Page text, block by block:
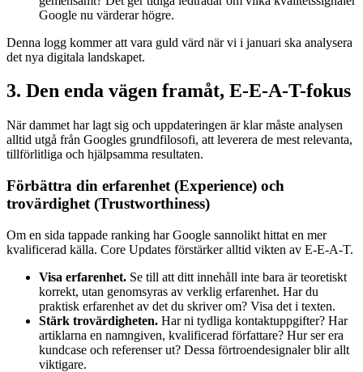
Google nu värderar högre.
Denna logg kommer att vara guld värd när vi i januari ska analysera
det nya digitala landskapet.
3. Den enda vägen framåt, E-E-A-T-fokus
När dammet har lagt sig och uppdateringen är klar måste analysen
alltid utgå från Googles grundfilosofi, att leverera de mest relevanta,
tillförlitliga och hjälpsamma resultaten.
Förbättra din erfarenhet (Experience) och
trovärdighet (Trustworthiness)
Om en sida tappade ranking har Google sannolikt hittat en mer
kvalificerad källa. Core Updates förstärker alltid vikten av E-E-A-T.
Visa erfarenhet. Se till att ditt innehåll inte bara är teoretiskt
korrekt, utan genomsyras av verklig erfarenhet. Har du
praktisk erfarenhet av det du skriver om? Visa det i texten.
Stärk trovärdigheten. Har ni tydliga kontaktuppgifter? Har
artiklarna en namngiven, kvalificerad författare? Hur ser era
kundcase och referenser ut? Dessa förtroendesignaler blir allt
viktigare.